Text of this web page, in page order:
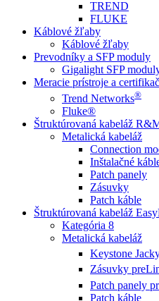
TREND
FLUKE
Káblové žľaby
Káblové žľaby
Prevodníky a SFP moduly
Gigalight SFP
Meracie prístroje a
Trend Networks®
Fluke®
Štruktúrovaná kabeláž
Metalická kabeláž
Connection
Inštalačné
Patch panely
Zásuvky
Patch káble
Štruktúrovaná kabeláž
Kategória 8
Metalická kabeláž
Keystone
Zásuvky
Patch panely
Patch káble